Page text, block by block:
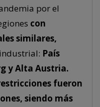
por el
con
similares,
País
y Alta Austria.
fueron
siendo más